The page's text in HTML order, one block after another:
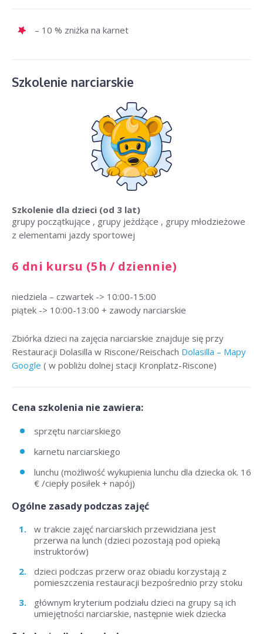
– 10 % zniżka na karnet
Szkolenie narciarskie
Szkolenie dla dzieci (od 3 lat)
grupy początkujące , grupy jeżdżące , grupy młodzieżowe
z elementami jazdy sportowej
6 dni kursu (5h / dziennie)
niedziela – czwartek -> 10:00-15:00
piątek -> 10:00-13:00 + zawody narciarskie
Zbiórka dzieci na zajęcia narciarskie znajduje się przy
Restauracji Dolasilla w Riscone/Reischach Dolasilla – Mapy
Google ( w pobliżu dolnej stacji Kronplatz-Riscone)
Cena szkolenia nie zawiera:
sprzętu narciarskiego
karnetu narciarskiego
lunchu (możliwość wykupienia lunchu dla dziecka ok. 16
€ /ciepły posiłek + napój)
Ogólne zasady podczas zajęć
w trakcie zajęć narciarskich przewidziana jest
przerwa na lunch (dzieci pozostają pod opieką
instruktorów)
dzieci podczas przerw oraz obiadu korzystają z
pomieszczenia restauracji bezpośrednio przy stoku
głównym kryterium podziału dzieci na grupy są ich
umiejętności narciarskie, następnie wiek dziecka